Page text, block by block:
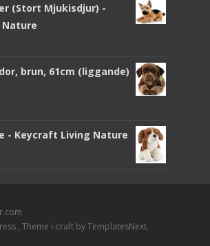
(Stort Mjukisdjur) -
brun, 61cm (liggande)
- Keycraft Living Nature
, Theme i-craft by TemplatesNext.